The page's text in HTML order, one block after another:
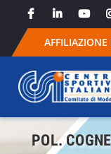
content
AFFILIAZIONE
POL.